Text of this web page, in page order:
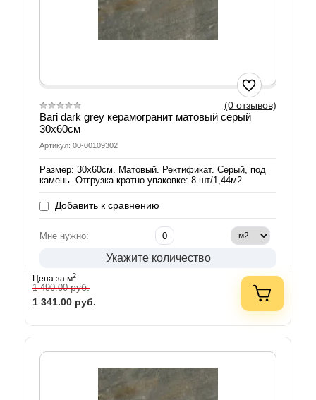
(0 отзывов)
Bari dark grey керамогранит матовый серый
30х60см
Артикул: 00-00109302
Размер: 30х60см. Матовый. Ректификат. Серый, под
камень. Отгрузка кратно упаковке: 8 шт/1,44м2
Добавить к сравнению
Мне нужно:
Укажите количество
Цена за м2:
1 490.00руб.
1 341.00 руб.